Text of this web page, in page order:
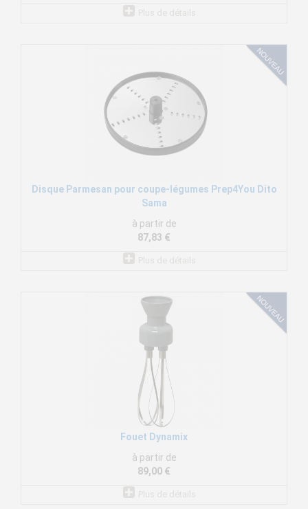
Disque Parmesan pour coupe-légumes Prep4You Dito
Sama
à partir de
87,83 €
Fouet Dynamix
à partir de
89,00 €